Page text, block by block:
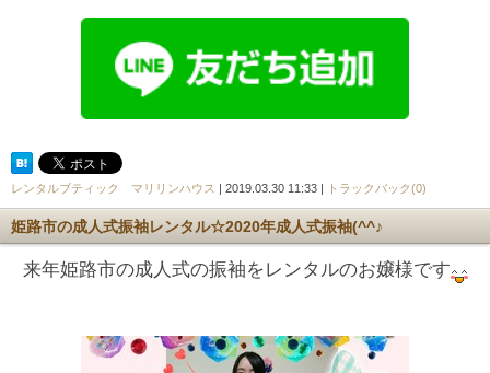
レンタルブティック マリリンハウス | 2019.03.30 11:33 | トラックバック(0)
姫路市の成人式振袖レンタル☆2020年成人式振袖(^^♪
来年姫路市の成人式の振袖をレンタルのお嬢様です